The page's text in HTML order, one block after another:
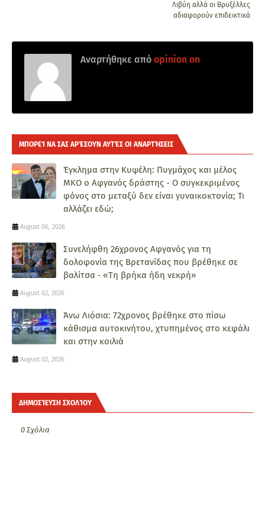
Λιβύη αλλά οι Βρυξέλλες
αδιαφορούν επιδεικτικά
Αναρτήθηκε από opinion on
ΜΠΟΡΕΊ ΝΑ ΣΑΣ ΑΡΈΣΟΥΝ ΑΥΤΈΣ ΟΙ ΑΝΑΡΤΉΣΕΙΣ
Έγκλημα στην Κυψέλη: Πυγμάχος και μέλος
ΜΚΟ ο Αφγανός δράστης - Ο συγκεκριμένος
φόνος στο μεταξύ δεν είναι γυναικοκτονία; Τι
αλλάζει εδώ;
August 06, 2026
Συνελήφθη 26χρονος Αφγανός για τη
δολοφονία της Βρετανίδας που βρέθηκε σε
βαλίτσα ‑ «Τη βρήκα ήδη νεκρή»
August 02, 2026
Άνω Λιόσια: 72χρονος βρέθηκε στο πίσω
κάθισμα αυτοκινήτου, χτυπημένος στο κεφάλι
και στην κοιλιά
August 02, 2026
ΔΗΜΟΣΊΕΥΣΗ ΣΧΟΛΊΟΥ
0 Σχόλια